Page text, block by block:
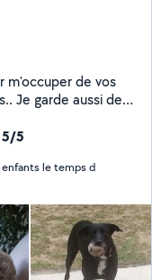
m'occuper de vos
Je garde aussi des
5/5
enfants le temps d